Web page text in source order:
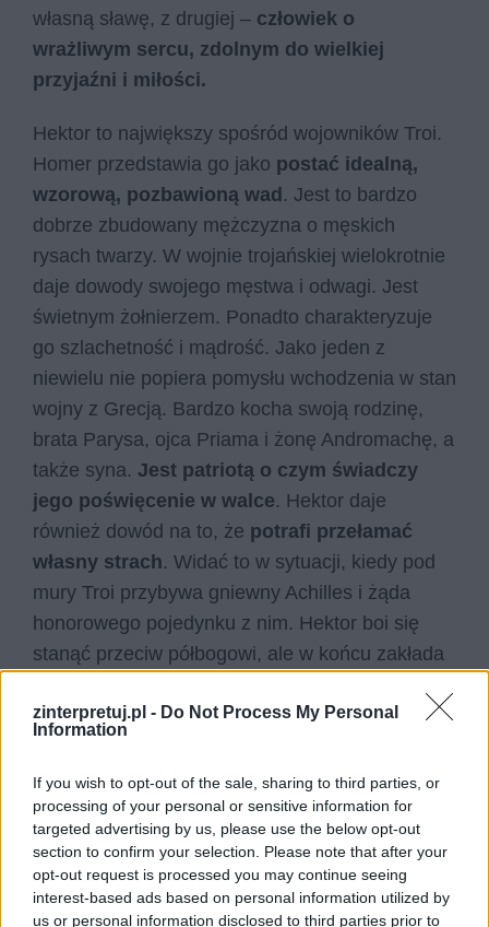
zinterpretuj.pl - Do Not Process My Personal
Information
If you wish to opt-out of the sale, sharing to third parties, or
processing of your personal or sensitive information for
targeted advertising by us, please use the below opt-out
section to confirm your selection. Please note that after your
opt-out request is processed you may continue seeing
interest-based ads based on personal information utilized by
us or personal information disclosed to third parties prior to
własną sławę, z drugiej – człowiek o
wrażliwym sercu, zdolnym do wielkiej
przyjaźni i miłości.
Hektor to największy spośród wojowników Troi.
Homer przedstawia go jako postać idealną,
wzorową, pozbawioną wad . Jest to bardzo
dobrze zbudowany mężczyzna o męskich
rysach twarzy. W wojnie trojańskiej wielokrotnie
daje dowody swojego męstwa i odwagi. Jest
świetnym żołnierzem. Ponadto charakteryzuje
go szlachetność i mądrość. Jako jeden z
niewielu nie popiera pomysłu wchodzenia w stan
wojny z Grecją. Bardzo kocha swoją rodzinę,
brata Parysa, ojca Priama i żonę Andromachę, a
także syna. Jest patriotą o czym świadczy
jego poświęcenie w walce. Hektor daje
również dowód na to, że potrafi przełamać
własny strach. Widać to w sytuacji, kiedy pod
mury Troi przybywa gniewny Achilles i żąda
honorowego pojedynku z nim. Hektor boi się
stanąć przeciw półbogowi, ale w końcu zakłada
skończy się to dla niego śmiercią. Nawet w
walczy do końca. Hektor gromadzi w sobie
wszystkie pozytywne cechy, jakie powinien
posiadać dobry żołnierz – jest świetnym
wojownikiem, kochających mężem i ojcem,
oddanym ojczyźnie obywatelem i szlachetnym i